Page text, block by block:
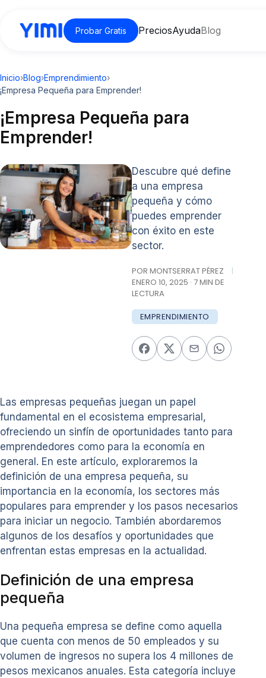
Probar Gratis PreciosAyudaBlog
Inicio›Blog›Emprendimiento›
¡Empresa Pequeña para Emprender!
¡Empresa Pequeña para
Emprender!
Descubre qué define
a una empresa
pequeña y cómo
puedes emprender
con éxito en este
sector.
POR MONTSERRAT PÉREZ
|
ENERO 10, 2025 · 7 MIN DE
LECTURA
EMPRENDIMIENTO
Las empresas pequeñas juegan un papel
fundamental en el ecosistema empresarial,
ofreciendo un sinfín de oportunidades tanto para
emprendedores como para la economía en
general. En este artículo, exploraremos la
definición de una empresa pequeña, su
importancia en la economía, los sectores más
populares para emprender y los pasos necesarios
para iniciar un negocio. También abordaremos
algunos de los desafíos y oportunidades que
enfrentan estas empresas en la actualidad.
Definición de una empresa
pequeña
Una pequeña empresa se define como aquella
que cuenta con menos de 50 empleados y su
volumen de ingresos no supera los 4 millones de
pesos mexicanos anuales. Esta categoría incluye